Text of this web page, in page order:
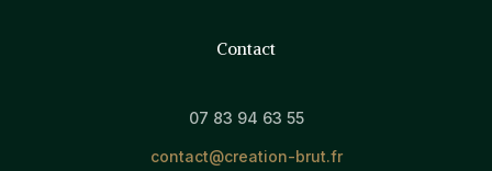
Contact
07 83 94 63 55
contact@creation-brut.fr